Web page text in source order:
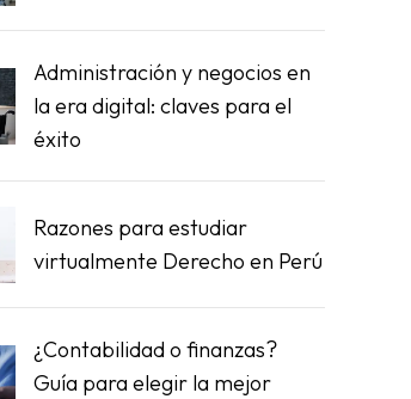
Administración y negocios en
la era digital: claves para el
éxito
Razones para estudiar
virtualmente Derecho en Perú
¿Contabilidado finanzas?
Guía para elegir la mejor